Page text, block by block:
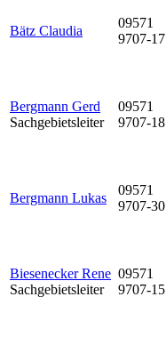
Bätz Claudia
09571
9707-17
Bergmann Gerd
Sachgebietsleiter
09571
9707-18
Bergmann Lukas
09571
9707-30
Biesenecker Rene
Sachgebietsleiter
09571
9707-15